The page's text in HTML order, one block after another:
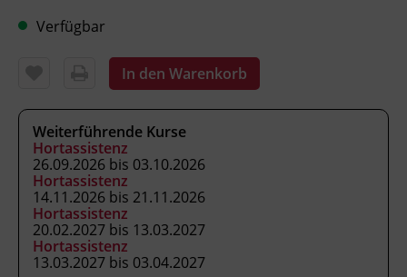
Gesetzliche Grundlagen
BildungsRahmenPlan
Prinzipien für elementare Bildung
Bild vom Kind
Entwicklungspsychologie
Sprachentwicklung und -förderung
Bewegung und Gesundheit
Alltag als Lern- und Erfahrungsfeld
Kommunikation und Teamarbeit
Verfügbar
In den Warenkorb
Weiterführende Kurse
Hortassistenz
26.09.2026 bis 03.10.2026
Hortassistenz
14.11.2026 bis 21.11.2026
Hortassistenz
20.02.2027 bis 13.03.2027
Hortassistenz
13.03.2027 bis 03.04.2027